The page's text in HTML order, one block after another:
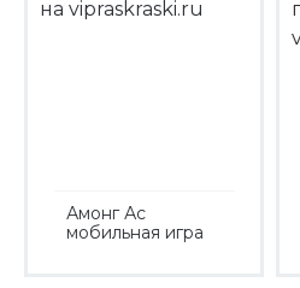
Амонг Ас
мобильная игра